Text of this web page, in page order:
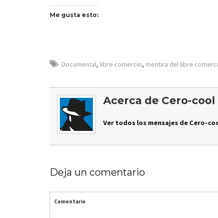
Me gusta esto:
Documental, libre comercio, mentira del libre
Acerca de Cero-cool
Ver todos los mensajes de Cero-
Deja un comentario
Comentario